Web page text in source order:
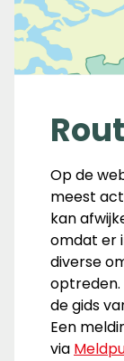
Op de
meest
kan
omdat er
diverse
optreden.
de gids
Een
via